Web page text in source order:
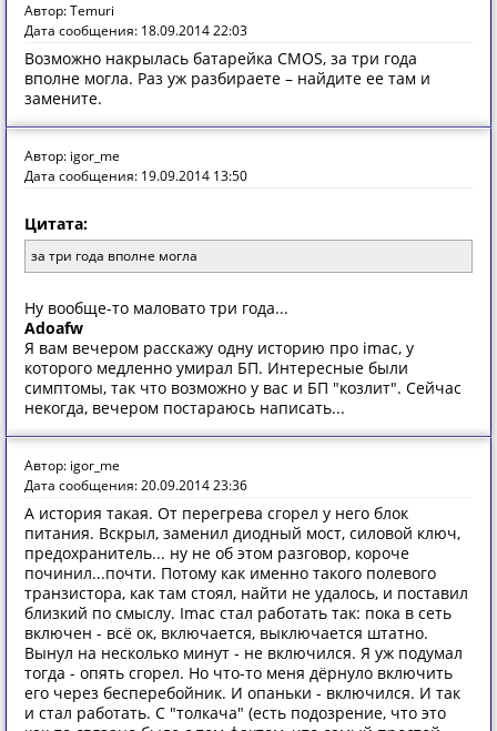
Автор: Temuri
Дата сообщения: 18.09.2014 22:03
Возможно накрылась батарейка CMOS, за три года
вполне могла. Раз уж разбираете – найдите ее там и
замените.
Автор: igor_me
Дата сообщения: 19.09.2014 13:50
Цитата:
за три года вполне могла
Ну вообще-то маловато три года...
Adoafw
Я вам вечером расскажу одну историю про imac, у
которого медленно умирал БП. Интересные были
симптомы, так что возможно у вас и БП "козлит". Сейчас
некогда, вечером постараюсь написать...
Автор: igor_me
Дата сообщения: 20.09.2014 23:36
А история такая. От перегрева сгорел у него блок
питания. Вскрыл, заменил диодный мост, силовой ключ,
предохранитель... ну не об этом разговор, короче
починил...почти. Потому как именно такого полевого
транзистора, как там стоял, найти не удалось, и поставил
близкий по смыслу. Imac стал работать так: пока в сеть
включен - всё ок, включается, выключается штатно.
Вынул на несколько минут - не включился. Я уж подумал
тогда - опять сгорел. Но что-то меня дёрнуло включить
его через бесперебойник. И опаньки - включился. И так
и стал работать. С "толкача" (есть подозрение, что это